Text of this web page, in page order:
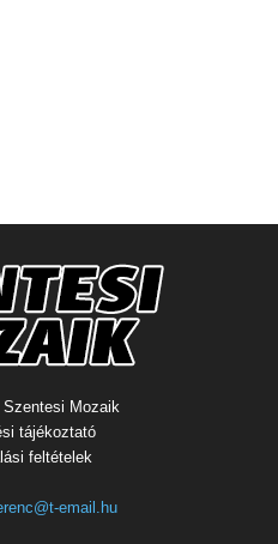
Mozaik
tájékoztató
feltételek
email.hu